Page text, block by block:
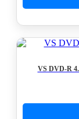
VS DVD-R